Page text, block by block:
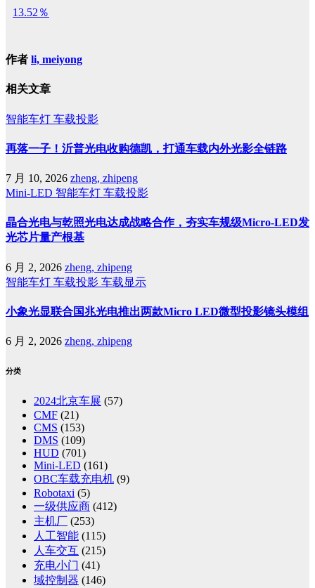
13.52％
作者 li, meiyong
相关文章
智能车灯 车载投影
再落一子！沂普光电收购德凯，打通车载内外光影全链路
7 月 10, 2026 zheng, zhipeng
Mini-LED 智能车灯 车载投影
晶合光电与乾照光电达成战略合作，夯实车规级Micro-LED发
光芯片量产根基
6 月 2, 2026 zheng, zhipeng
智能车灯 车载投影 车载显示
小象光显联合国兆光电推出两款Micro LED微型投影镜头模组
6 月 2, 2026 zheng, zhipeng
分类
2024北京车展 (57)
CMF (21)
CMS (153)
DMS (109)
HUD (701)
Mini-LED (161)
OBC车载充电机 (9)
Robotaxi (5)
一级供应商 (412)
主机厂 (253)
人工智能 (115)
人车交互 (215)
充电小门 (41)
域控制器 (146)